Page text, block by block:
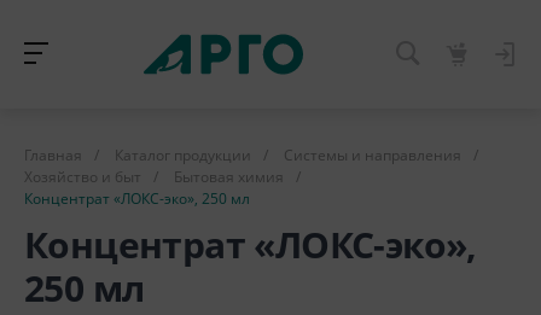
Главная / Каталог продукции / Системы и направления
/
Хозяйство и быт
/ Бытовая химия
/
Концентрат «ЛОКС-эко», 250 мл
Концентрат «ЛОКС-эко»,
250 мл